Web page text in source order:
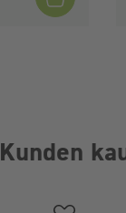
Kunden